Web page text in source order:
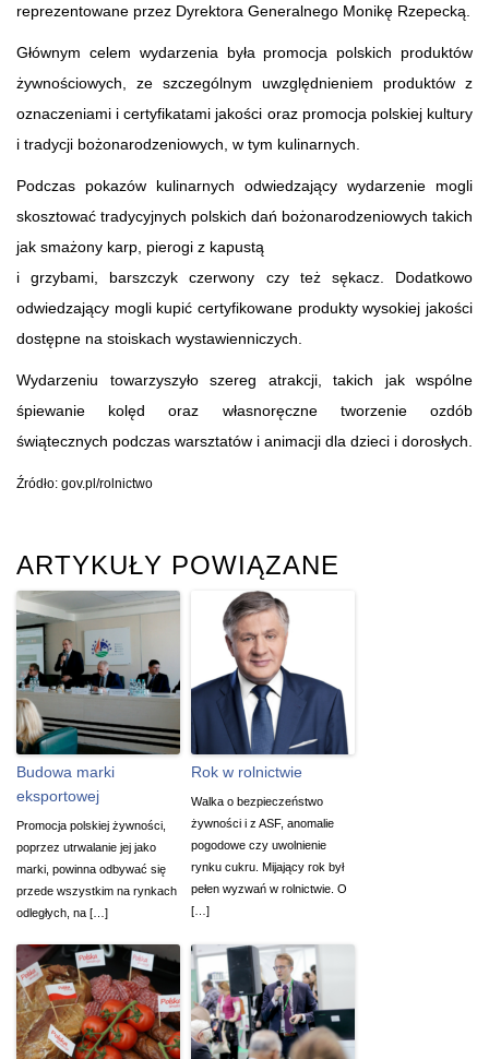
reprezentowane przez Dyrektora Generalnego Monikę Rzepecką.
Głównym celem wydarzenia była promocja polskich produktów
żywnościowych, ze szczególnym uwzględnieniem produktów z
oznaczeniami i certyfikatami jakości oraz promocja polskiej kultury
i tradycji bożonarodzeniowych, w tym kulinarnych.
Podczas pokazów kulinarnych odwiedzający wydarzenie mogli
skosztować tradycyjnych polskich dań bożonarodzeniowych takich
jak smażony karp, pierogi z kapustą
i grzybami, barszczyk czerwony czy też sękacz. Dodatkowo
odwiedzający mogli kupić certyfikowane produkty wysokiej jakości
dostępne na stoiskach wystawienniczych.
Wydarzeniu towarzyszyło szereg atrakcji, takich jak wspólne
śpiewanie kolęd oraz własnoręczne tworzenie ozdób
świątecznych podczas warsztatów i animacji dla dzieci i dorosłych.
Źródło: gov.pl/rolnictwo
ARTYKUŁY POWIĄZANE
Budowa marki
eksportowej
Promocja polskiej żywności,
poprzez utrwalanie jej jako
marki, powinna odbywać się
przede wszystkim na rynkach
odległych, na […]
Rok w rolnictwie
Walka o bezpieczeństwo
żywności i z ASF, anomalie
pogodowe czy uwolnienie
rynku cukru. Mijający rok był
pełen wyzwań w rolnictwie. O
[…]